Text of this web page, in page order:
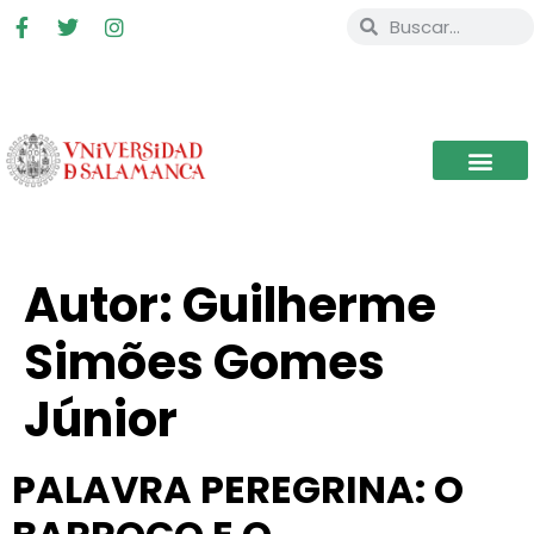
Autor:Guilherme
Simões Gomes
Júnior
PALAVRA PEREGRINA: O